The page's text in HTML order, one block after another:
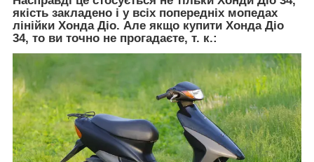
якість закладено і у всіх попередніх мопедах
лінійки Хонда Діо. Але якщо купити Хонда Діо
34, то ви точно не прогадаєте, т. к.: